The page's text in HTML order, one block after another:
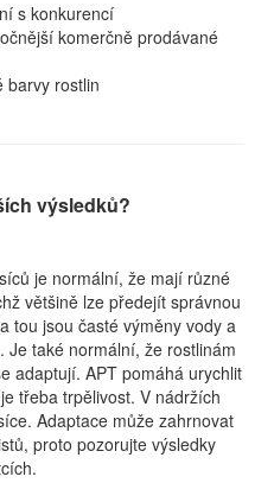
s konkurencí
komerčně prodávané
barvy rostlin
výsledků?
je normální, že mají různé
většině lze předejít správnou
tou jsou časté výměny vody a
Je také normální, že rostlinám
adaptují. APT pomáhá urychlit
třeba trpělivost. V nádržích
Adaptace může zahrnovat
proto pozorujte výsledky